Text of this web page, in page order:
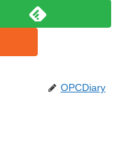
OPCDiary